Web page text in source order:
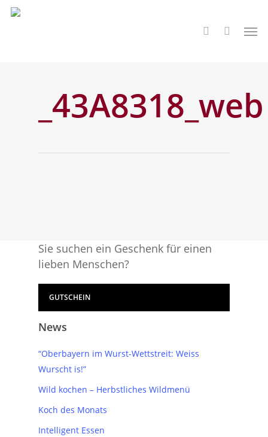
Skip
search
_43A8318_web
Sie suchen ein Geschenk für einen
lieben Menschen?
GUTSCHEIN
News
“Oberbayern im Wurst-Wettstreit: Weiss
Wurscht is!”
Wild kochen – Herbstliches Wildmenü
Koch des Monats
Intelligent Essen